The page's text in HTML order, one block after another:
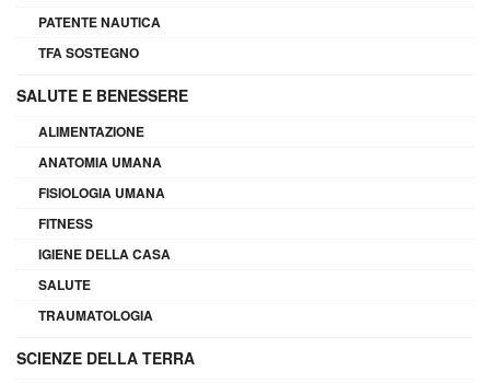
PATENTE NAUTICA
TFA SOSTEGNO
SALUTE E BENESSERE
ALIMENTAZIONE
ANATOMIA UMANA
FISIOLOGIA UMANA
FITNESS
IGIENE DELLA CASA
SALUTE
TRAUMATOLOGIA
SCIENZE DELLA TERRA